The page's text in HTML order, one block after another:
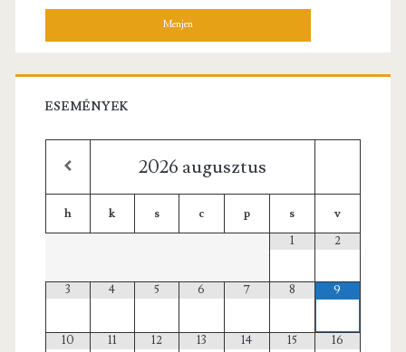
ESEMÉNYEK
2026 augusztus
h k s c p s
v
1
2
3 4 5 6 7 8 9
10 11 12 13 14 15 16